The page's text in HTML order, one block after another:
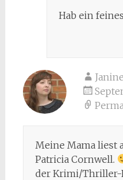
Hab ein
Meine Mama liest
Patricia Cornwell.
der Krimi/Thriller-